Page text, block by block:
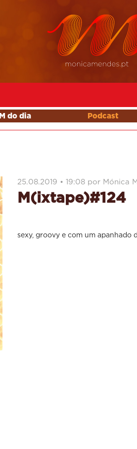
M do dia Podcast
25.08.2019 • 19:08 por Mónica
M(ixtape)#124
sexy, groovy e com um apanhado